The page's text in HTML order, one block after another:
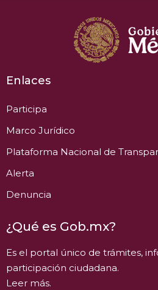
Enlaces
Participa
Marco Jurídico
Plataforma Nacional de
Alerta
Denuncia
¿Qué es Gob.mx?
Es el portal único de trámites,
participación ciudadana.
Leer más.